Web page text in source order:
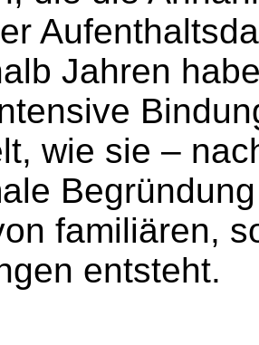
Jahren
wie sie –
familiären,
entsteht.